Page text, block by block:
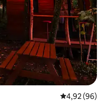
Gemiddelde
4,92 (96)